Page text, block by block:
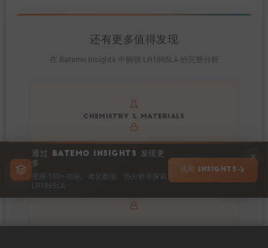
通过 BATEMO INSIGHTS 发现更
多
使用 100+ 指标、老化数据、热分析等探索
LR1865LA
试用 INSIGHTS
还有更多值得发现
在 Batemo Insights 中解锁 LR1865LA 的完整分析
CHEMISTRY & MATERIALS
Get to know active materials for the LR1865LA
Explore impedance spectrum and DCIR (SOC, T) of
LR1865LA